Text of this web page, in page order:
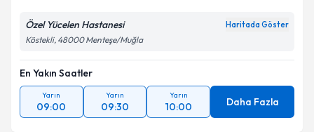
Özel Yücelen Hastanesi Haritada Göster
Köstekli, 48000 Menteşe/Muğla
En Yakın Saatler
Yarın
09:00
Yarın
09:30
Yarın
10:00 Daha Fazla